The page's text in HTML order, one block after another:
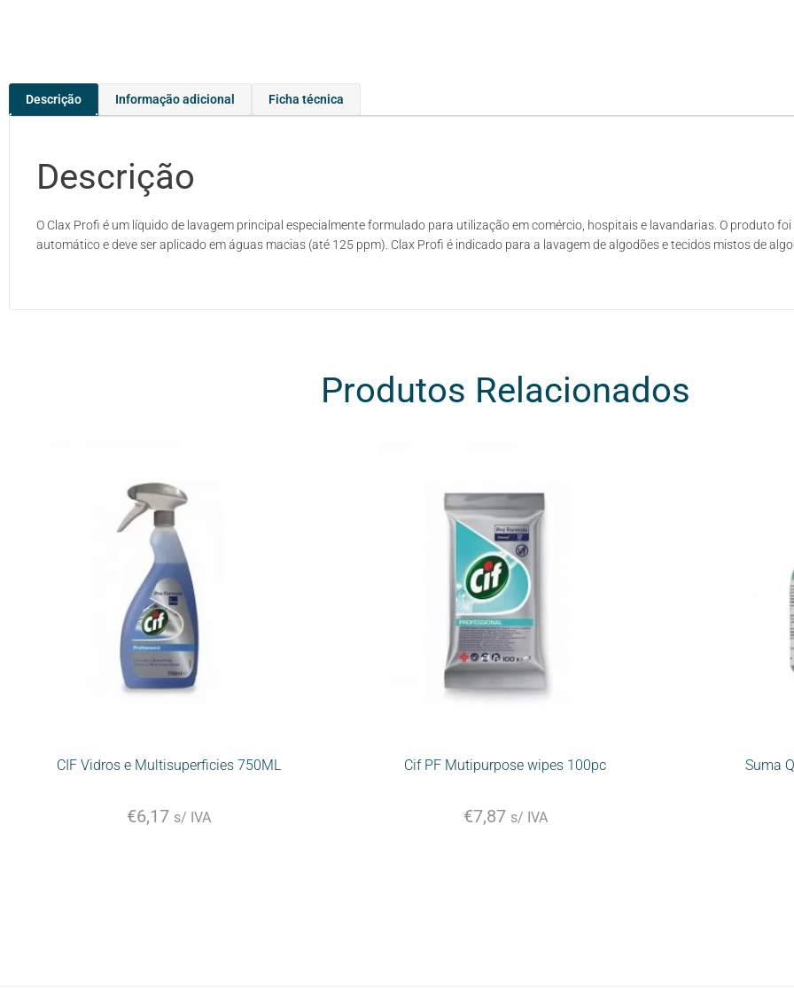
Descrição Informação adicional Ficha técnica
Descrição
O Clax Profi é um líquido de lavagem principal especialmente formulado para utilização em comércio, hospitais e lavandarias. O produto
automático e deve ser aplicado em águas macias (até 125 ppm). Clax Profi é indicado para a lavagem de algodões e tecidos mistos de
Produtos Relacionados
CIF Vidros e Multisuperficies 750ML
€6,17 s/ IVA
Cif PF Mutipurpose wipes 100pc
€7,87 s/ IVA
Suma